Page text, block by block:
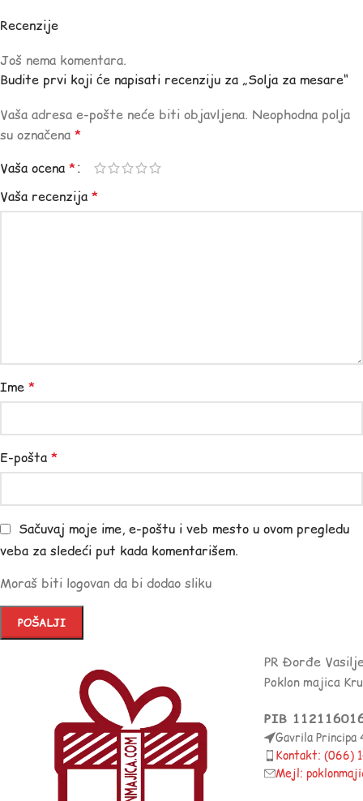
Recenzije
Još nema komentara.
Budite prvi koji će napisati recenziju za „Solja za mesare“
Vaša adresa e-pošte neće biti objavljena. Neophodna polja
su označena *
Vaša ocena *
Vaša recenzija *
Ime *
E-pošta *
Sačuvaj moje ime, e-poštu i veb mesto u ovom pregledu
veba za sledeći put kada komentarišem.
Moraš biti logovan da bi dodao sliku
PR Đorđe
Poklon majica
PIB
Gavrila Principa
Kontakt: (066)
Mejl: